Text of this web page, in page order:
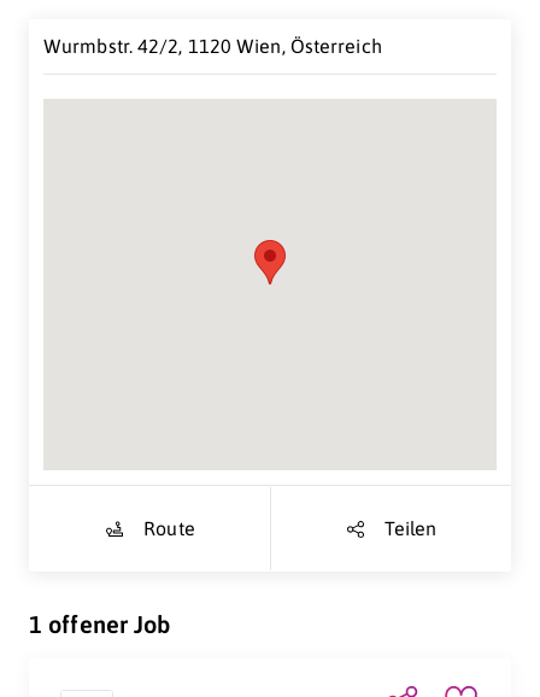
Wurmbstr. 42/2, 1120 Wien, Österreich
Route Teilen
1 offener Job